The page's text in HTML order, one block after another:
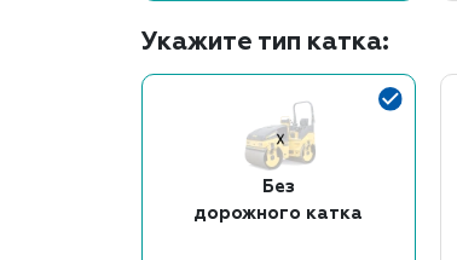
Укажите тип катка:
Без
дорожного катка